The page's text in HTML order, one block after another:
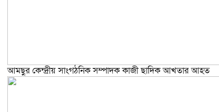
আমছুর কেন্দ্রীয় সাংগঠনিক সম্পাদক কাজী ছাদিক আখতার আহত